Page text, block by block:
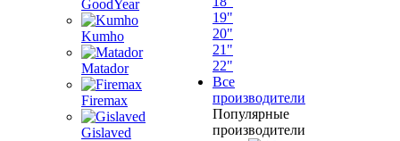
GoodYear
Kumho
Matador
Firemax
Gislaved
19"
20"
21"
22"
Все
производители
Популярные
производители